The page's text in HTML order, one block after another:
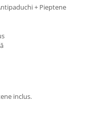
+ Pieptene
inclus.